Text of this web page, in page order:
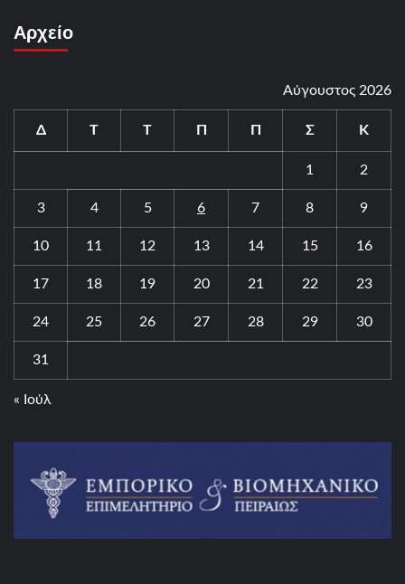
Αρχείο
Αύγουστος 2026
Δ Τ Τ Π Π Σ Κ
1 2
3 4 5 6 7 8 9
10 11 12 13 14 15 16
17 18 19 20 21 22 23
24 25 26 27 28 29 30
31
« Ιούλ